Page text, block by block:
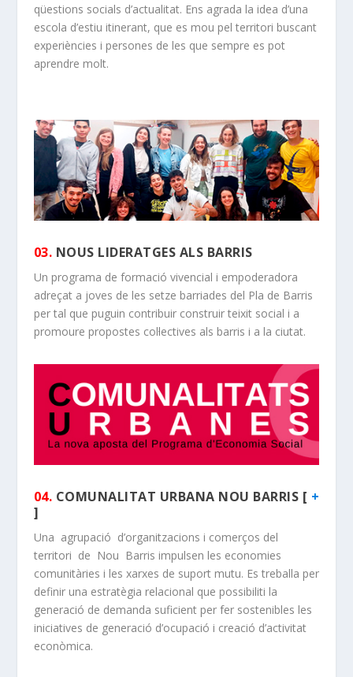
qüestions socials d’actualitat. Ens agrada la idea d’una
escola d’estiu itinerant, que es mou pel territori buscant
experiències i persones de les que sempre es pot
aprendre molt.
03. NOUS LIDERATGES ALS BARRIS
Un programa de formació vivencial i empoderadora
adreçat a joves de les setze barriades del Pla de Barris
per tal que puguin contribuir construir teixit social i a
promoure propostes col·lectives als barris i a la ciutat.
04. COMUNALITAT URBANA NOU BARRIS [ +
]
Una agrupació d’organitzacions i comerços del
territori de Nou Barris impulsen les economies
comunitàries i les xarxes de suport mutu. Es treballa per
definir una estratègia relacional que possibiliti la
generació de demanda suficient per fer sostenibles les
iniciatives de generació d’ocupació i creació d’activitat
econòmica.